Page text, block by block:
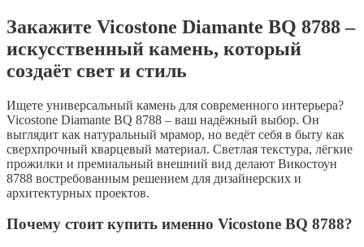
Закажите Vicostone Diamante BQ 8788 –
искусственный камень, который
создаёт свет и стиль
Ищете универсальный камень для современного интерьера?
Vicostone Diamante BQ 8788 – ваш надёжный выбор. Он
выглядит как натуральный мрамор, но ведёт себя в быту как
сверхпрочный кварцевый материал. Светлая текстура, лёгкие
прожилки и премиальный внешний вид делают Викостоун
8788 востребованным решением для дизайнерских и
архитектурных проектов.
Почему стоит купить именно Vicostone BQ 8788?